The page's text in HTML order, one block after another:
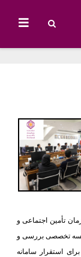
تأمین اجتماعی و
هوشمندسازی فرآیندها، مورخ 1405/05/11 جلسه تخصصی بررسی و
استقرار سامانه